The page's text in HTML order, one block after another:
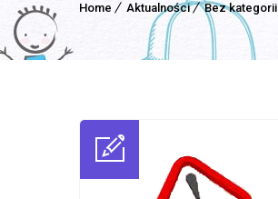
Home Aktualności Bez kategorii